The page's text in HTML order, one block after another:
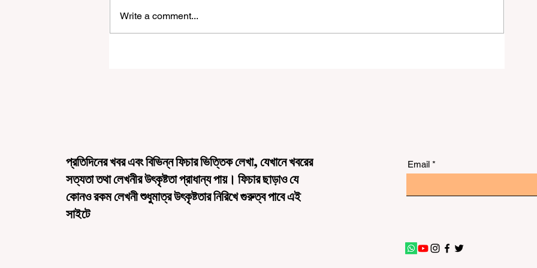
রাজ্যে ‘হর ঘর তেরঙ্গা’ কর্মসূচির আনুষ্ঠানিক সূচনা
করলেন মুখ্যমন্ত্রী শুভেন্দু অধিকারী
Write a comment...
প্রতিদিনের খবর এবং বিভিন্ন ফিচার ভিত্তিক লেখা, যেখানে খবরের
সত্যতা তথা লেখনীর উৎকৃষ্টতা প্রাধান্য পায়। ফিচার ছাড়াও যে
কোনও রকম লেখনী শুধুমাত্র উৎকৃষ্টতার নিরিখে গুরুত্ব পাবে এই
সাইটে
Email